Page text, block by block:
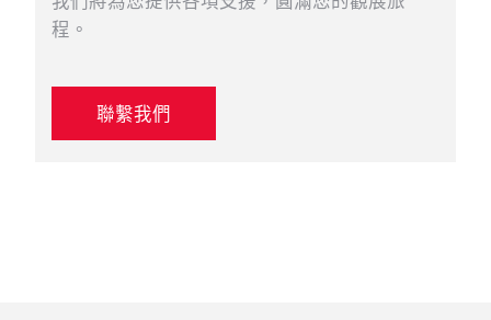
程。
聯繫我們